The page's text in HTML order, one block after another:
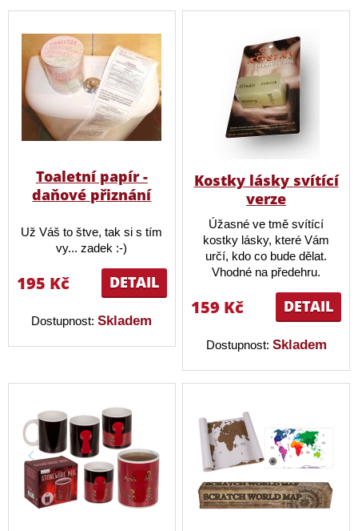
Toaletní papír -
daňové přiznání
Už Váš to štve, tak si s tím
vy... zadek :-)
DETAIL
195 Kč
Dostupnost:Skladem
Kostky lásky svítící
verze
Úžasné ve tmě svítící
kostky lásky, které Vám
určí, kdo co bude dělat.
Vhodné na předehru.
DETAIL
159 Kč
Dostupnost: Skladem